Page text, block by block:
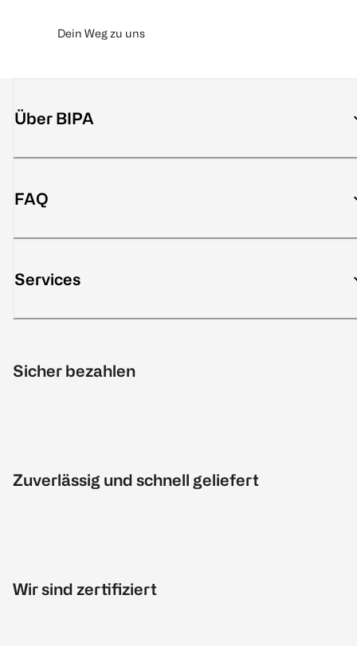
Dein Weg zu uns
Über BIPA
FAQ
Services
Sicher bezahlen
Zuverlässig und schnell geliefert
Wir sind zertifiziert